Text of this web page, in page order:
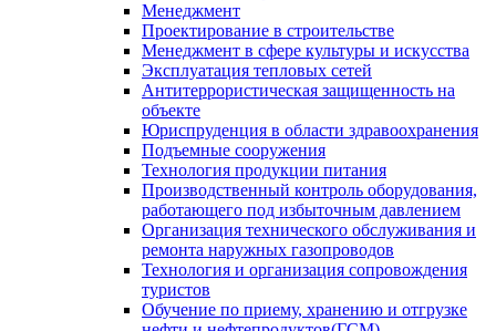
Менеджмент
Проектирование в строительстве
Менеджмент в сфере культуры и искусства
Эксплуатация тепловых сетей
Антитеррористическая защищенность на
объекте
Юриспруденция в области здравоохранения
Подъемные сооружения
Технология продукции питания
Производственный контроль оборудования,
работающего под избыточным давлением
Организация технического обслуживания и
ремонта наружных газопроводов
Технология и организация сопровождения
туристов
Обучение по приему, хранению и отгрузке